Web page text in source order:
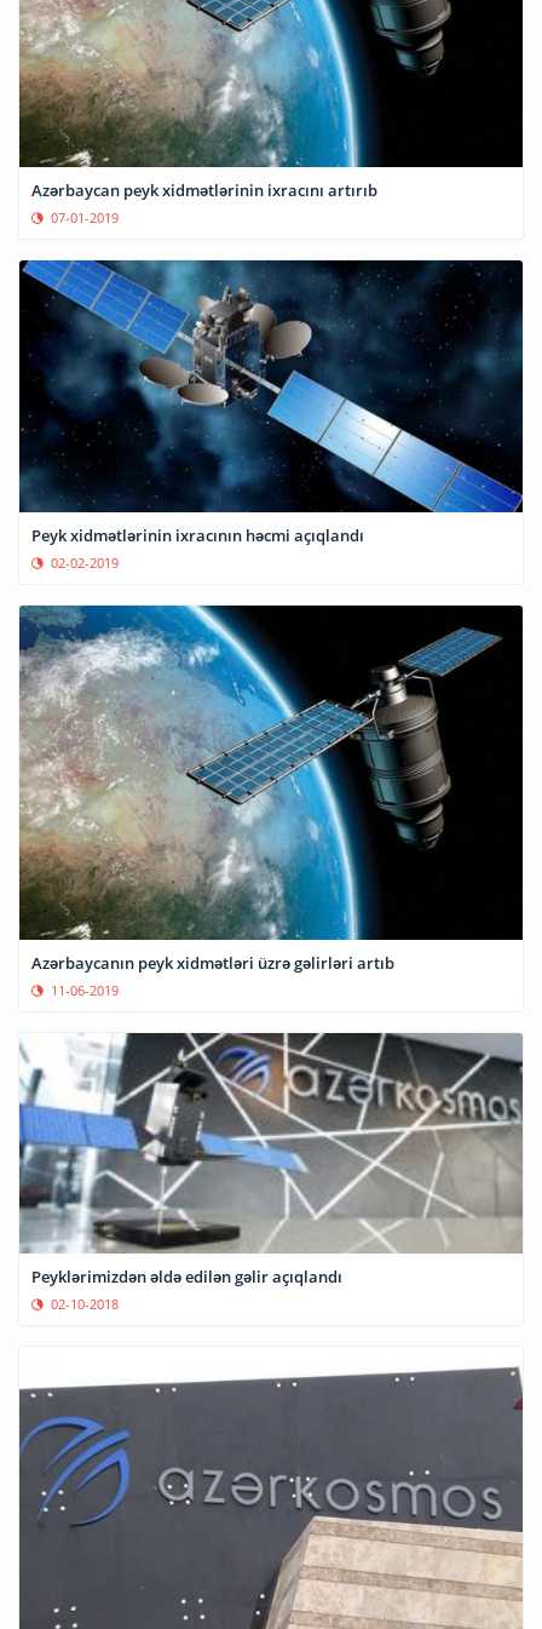
Azərbaycan peyk xidmətlərinin ixracını artırıb
07-01-2019
Peyk xidmətlərinin ixracının həcmi açıqlandı
02-02-2019
Azərbaycanın peyk xidmətləri üzrə gəlirləri artıb
11-06-2019
Peyklərimizdən əldə edilən gəlir açıqlandı
02-10-2018